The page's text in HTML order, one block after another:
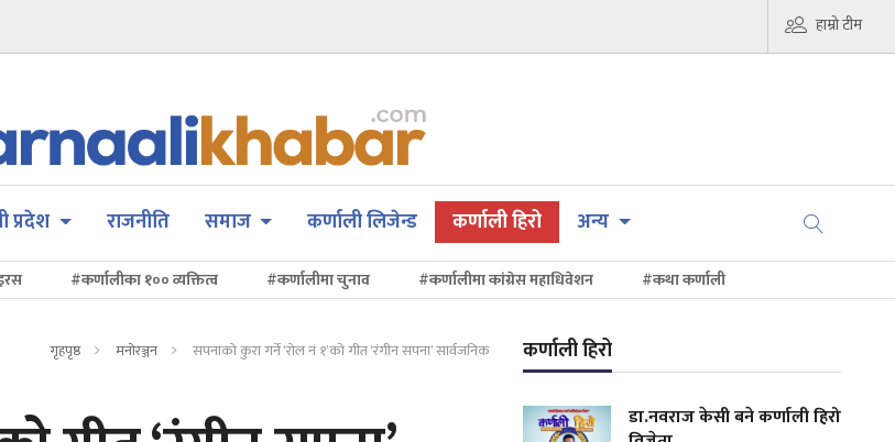
हाम्रो टीम
प्रदेश राजनीति समाज कर्णाली लिजेन्ड कर्णाली हिरो अन्य
#कर्णालीका १०० व्यक्तित्व #कर्णालीमा चुनाव #कर्णालीमा कांग्रेस महाधिवेशन #कथा कर्णाली
गृहपृष्ठ मनोरञ्जन सपनाको कुरा गर्ने ‘रोल नं १’को गीत ‘रंगीन सपना’ सार्वजनिक कर्णाली हिरो
डा.नवराज केसी बने कर्णाली हिरो